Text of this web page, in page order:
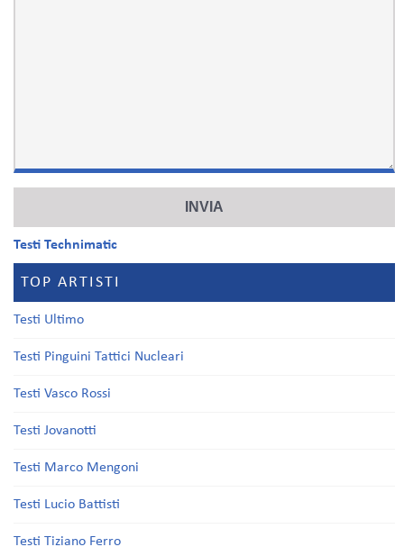
Testi Technimatic
TOP ARTISTI
Testi Ultimo
Testi Pinguini Tattici Nucleari
Testi Vasco Rossi
Testi Jovanotti
Testi Marco Mengoni
Testi Lucio Battisti
Testi Tiziano Ferro